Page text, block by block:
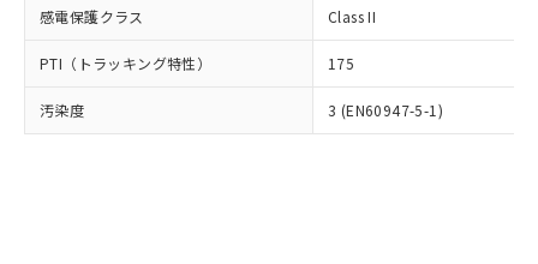
感電保護クラス Class II
PTI（トラッキング特性） 175
汚染度 3 (EN60947-5-1)
ビス）をご利用いただくには、I-Web
メンバーズにご登録されている必要が
あります。
お客様が当ウェブサイト上で当社にご
登録された部品リストについて、当社
および当社の共同利用者が、当社の製
※3 非含有証明書ダウンロード
及ぼさない年数を意味します。
い合わせください。
り引きをいたしません。
白
情報を公開していない機種